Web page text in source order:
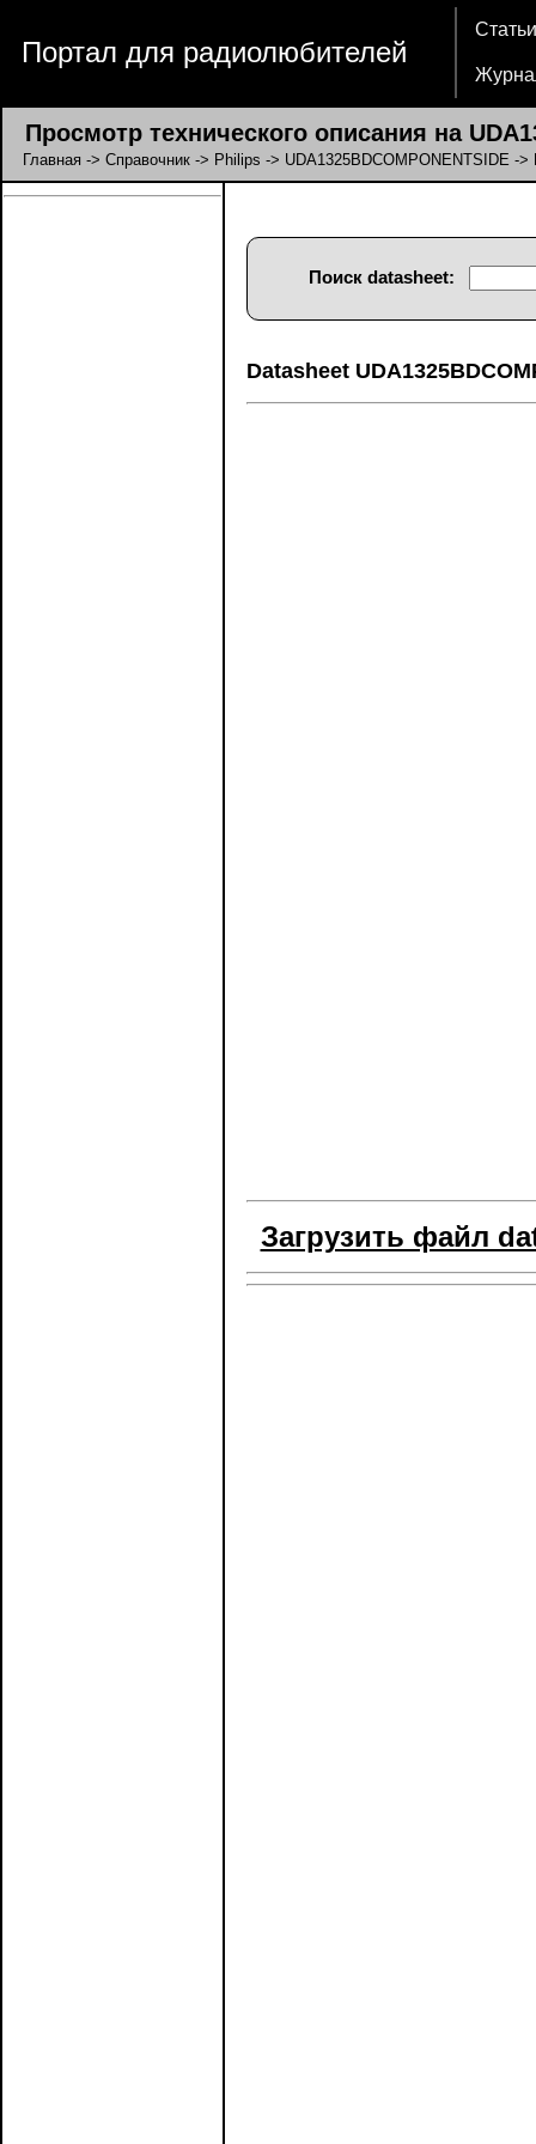
Портал для радиолюбителей
Статьи
Просмотр технического описания на
Главная -> Справочник -> Philips -> UDA1325BDCOMPONENTSIDE ->
Поиск datasheet:
Datasheet
Загрузить файл